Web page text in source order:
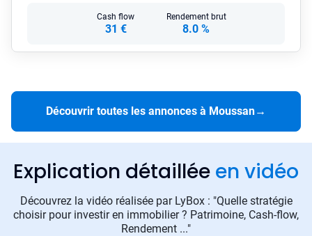
Cash flow
31 €
Rendement brut
8.0 %
Découvrir toutes les annonces à Moussan→
Explication détaillée en vidéo
Découvrez la vidéo réalisée par LyBox : "Quelle stratégie
choisir pour investir en immobilier ? Patrimoine, Cash-flow,
Rendement ..."